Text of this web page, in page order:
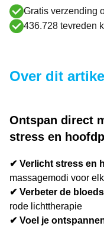
Gratis verzending
436.728 tevreden
Over dit
Ontspan direct
stress en
✔ Verlicht stress en
massagemodi voor
✔ Verbeter de
rode lichttherapie
✔ Voel je